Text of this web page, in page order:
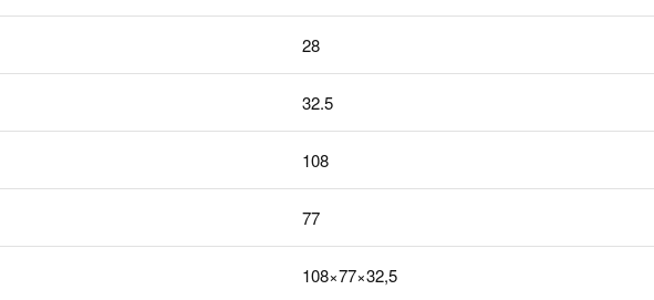
28
32.5
108
77
108×77×32,5